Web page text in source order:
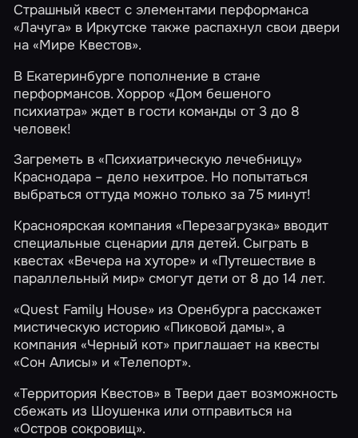
Страшный квест с элементами перформанса
«Лачуга» в Иркутске также распахнул свои двери
на «Мире Квестов».
В Екатеринбурге пополнение в стане
перформансов. Хоррор«Дом бешеного
психиатра» ждет в гости команды от 3 до 8
человек!
Загреметь в«Психиатрическую лечебницу»
Краснодара – дело нехитрое. Но попытаться
выбраться оттуда можно только за 75 минут!
Красноярская компания«Перезагрузка» вводит
специальные сценарии для детей. Сыграть в
квестах«Вечера на хуторе» и«Путешествие в
параллельный мир» смогут дети от 8 до 14 лет.
«Quest Family House» из Оренбурга расскажет
мистическую историю«Пиковой дамы», а
компания«Черный кот» приглашает на квесты
«Сон Алисы» и«Телепорт».
«Территория Квестов» в Твери дает возможность
сбежать из Шоушенка или отправиться на
«Остров сокровищ».